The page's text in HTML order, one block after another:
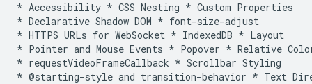
* Accessibility * CSS Nesting * Custom Properties
* Declarative Shadow DOM * font-size-adjust
* HTTPS URLs for WebSocket * IndexedDB * Layout
* Pointer and Mouse Events * Popover * Relative
* requestVideoFrameCallback * Scrollbar Styling
* @starting-style and transition-behavior * Text